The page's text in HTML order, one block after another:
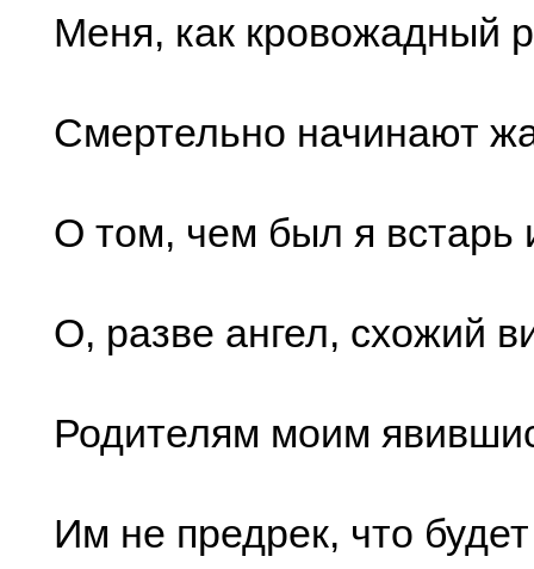
Меня, как кровожадный
Смертельно начинают
О том, чем был я встарь
О, разве ангел, схожий
Родителям моим
Им не предрек, что